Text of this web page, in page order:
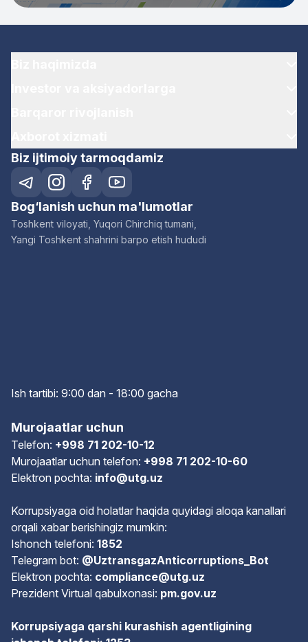
Biz ijtimoiy tarmoqdamiz
Bog‘lanish uchun ma'lumotlar
Toshkent viloyati, Yuqori Chirchiq tumani,
Yangi Toshkent shahrini barpo etish hududi
Ish tartibi: 9:00 dan - 18:00 gacha
Murojaatlar uchun
Telefon: +998 71 202-10-12
Murojaatlar uchun telefon: +998 71 202-10-60
Elektron pochta: info@utg.uz
Korrupsiyaga oid holatlar haqida quyidagi aloqa kanallari
orqali xabar berishingiz mumkin:
Ishonch telefoni: 1852
Telegram bot: @UztransgazAnticorruptions_Bot
Elektron pochta: compliance@utg.uz
Prezident Virtual qabulxonasi: pm.gov.uz
Korrupsiyaga qarshi kurashish agentligining